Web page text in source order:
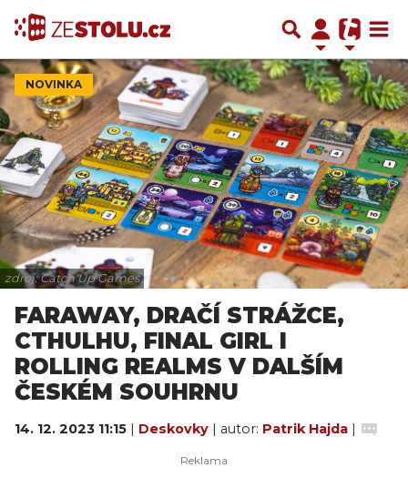
NOVINKA
zdroj: Catch Up Games
FARAWAY, DRAČÍ STRÁŽCE,
CTHULHU, FINAL GIRL I
ROLLING REALMS V DALŠÍM
ČESKÉM SOUHRNU
14. 12. 2023 11:15 | Deskovky | autor: Patrik Hajda |